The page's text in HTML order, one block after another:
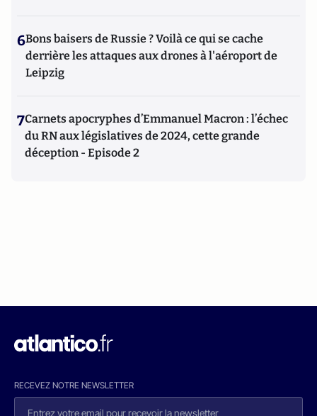
6Bons baisers de Russie ? Voilà ce qui se cache
derrière les attaques aux drones à l'aéroport de
Leipzig
7Carnets apocryphes d’Emmanuel Macron : l’échec
du RN aux législatives de 2024, cette grande
déception - Episode 2
RECEVEZ NOTRE NEWSLETTER